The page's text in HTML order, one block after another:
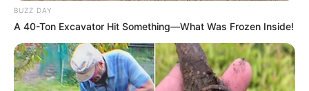
BUZZ DAY
A 40-Ton Excavator Hit Something—What Was Frozen Inside!